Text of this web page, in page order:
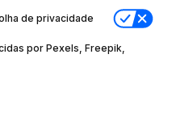
de privacidade
por Pexels, Freepik,